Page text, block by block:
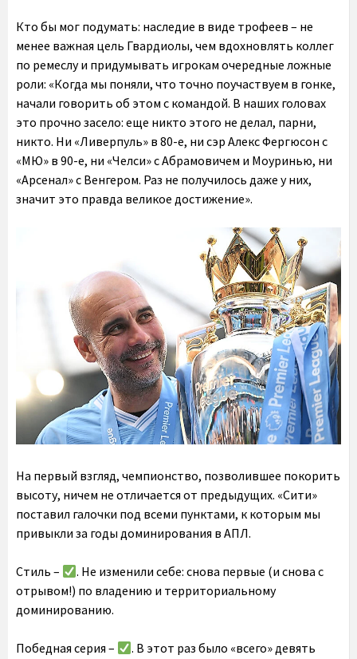
Кто бы мог подумать: наследие в виде трофеев – не
менее важная цель Гвардиолы, чем вдохновлять коллег
по ремеслу и придумывать игрокам очередные ложные
роли: «Когда мы поняли, что точно поучаствуем в гонке,
начали говорить об этом с командой. В наших головах
это прочно засело: еще никто этого не делал, парни,
никто. Ни «Ливерпуль» в 80-е, ни сэр Алекс Фергюсон с
«МЮ» в 90-е, ни «Челси» с Абрамовичем и Моуринью, ни
«Арсенал» с Венгером. Раз не получилось даже у них,
значит это правда великое достижение».
На первый взгляд, чемпионство, позволившее покорить
высоту, ничем не отличается от предыдущих. «Сити»
поставил галочки под всеми пунктами, к которым мы
привыкли за годы доминирования в АПЛ.
Стиль –
. Не изменили себе: снова первые (и снова с
отрывом!) по владению и территориальному
доминированию.
Победная серия –
. В этот раз было «всего» девять